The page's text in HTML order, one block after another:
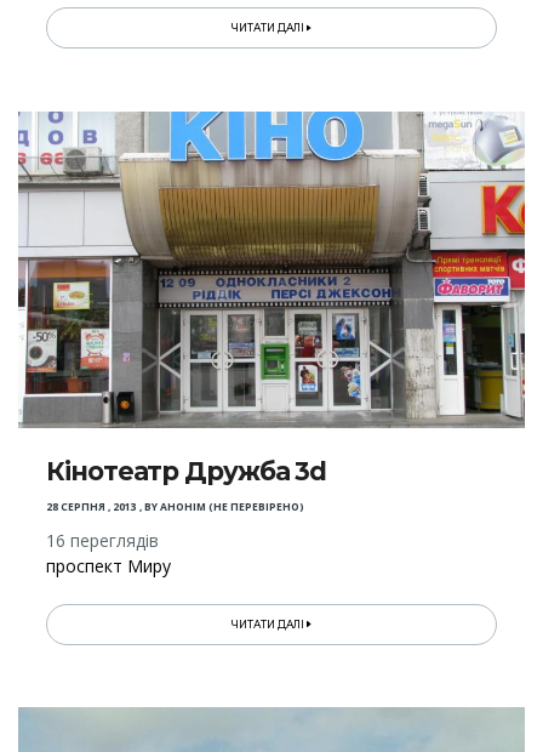
ЧИТАТИ ДАЛІ
Кінотеатр Дружба 3d
28 СЕРПНЯ , 2013 ,BYАНОНІМ (НЕ ПЕРЕВІРЕНО)
16 переглядів
проспект Миру
ЧИТАТИ ДАЛІ